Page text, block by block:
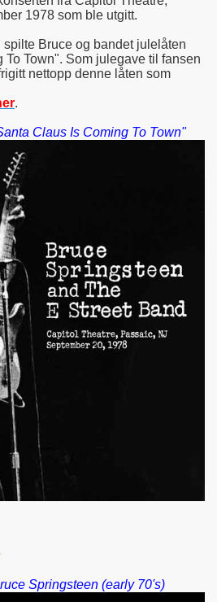
1978 som ble utgitt.
Bruce og bandet julelåten
Town". Som julegave til fansen
nettopp denne låten som
.
Claus Is Coming To Town"
Springsteen (early 70's)